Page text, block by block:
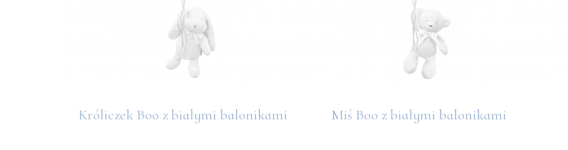
Króliczek Boo z białymi balonikami Miś Boo z białymi balonikami